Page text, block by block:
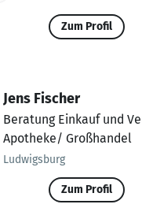
Zum Profil
Jens Fischer
Beratung Einkauf und
Apotheke/ Großhandel
Ludwigsburg
Zum Profil